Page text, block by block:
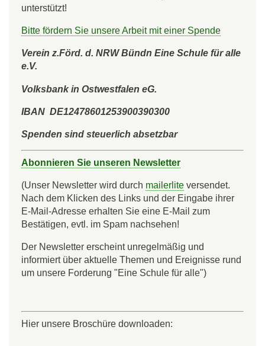
unterstützt!
Bitte fördern Sie unsere Arbeit mit einer Spende
Verein z.Förd. d. NRW Bündn Eine Schule für alle
e.V.
Volksbank in Ostwestfalen eG.
IBAN DE12478601253900390300
Spenden sind steuerlich absetzbar
Abonnieren Sie unseren Newsletter
(Unser Newsletter wird durch mailerlite versendet.
Nach dem Klicken des Links und der Eingabe ihrer
E-Mail-Adresse erhalten Sie eine E-Mail zum
Bestätigen, evtl. im Spam nachsehen!
Der Newsletter erscheint unregelmäßig und
informiert über aktuelle Themen und Ereignisse rund
um unsere Forderung "Eine Schule für alle")
Hier unsere Broschüre downloaden: